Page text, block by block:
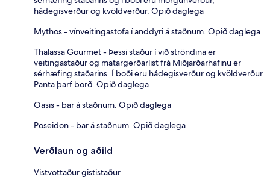
hádegisverður og kvöldverður. Opið daglega
Mythos - vínveitingastofa í anddyri á staðnum. Opið daglega
Thalassa Gourmet - Þessi staður í við ströndina er
veitingastaður og matargerðarlist frá Miðjarðarhafinu er
sérhæfing staðarins. Í boði eru hádegisverður og kvöldverður.
Panta þarf borð. Opið daglega
Oasis - bar á staðnum. Opið daglega
Poseidon - bar á staðnum. Opið daglega
Verðlaun og aðild
Vistvottaður gististaður